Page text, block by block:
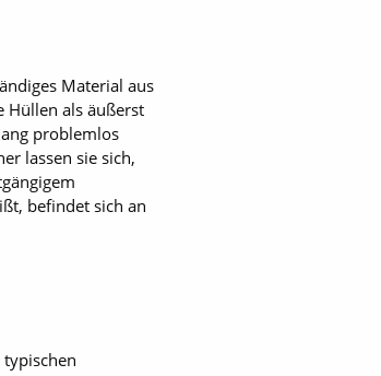
Material aus
Hüllen als äußerst
problemlos
lassen sie sich,
befindet sich an